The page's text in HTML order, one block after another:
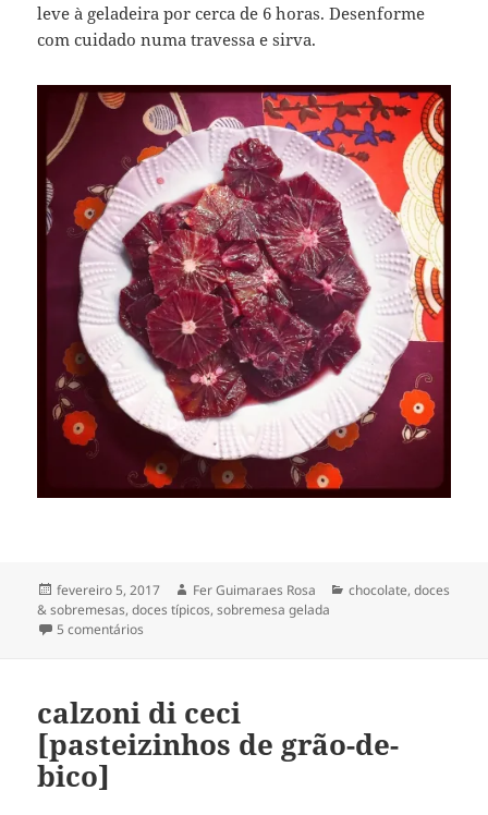
leve à geladeira por cerca de 6 horas. Desenforme
com cuidado numa travessa e sirva.
Publicado
em
fevereiro 5, 2017 Autor
Fer Guimaraes Rosa Categorias
chocolate,doces
& sobremesas,doces típicos,sobremesa gelada
5 comentários
calzoni di ceci
[pasteizinhos de grão-de-
bico]